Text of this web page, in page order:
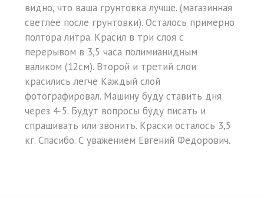
видно, что ваша грунтовка лучше. (магазинная
светлее после грунтовки). Осталось примерно
полтора литра. Красил в три слоя с
перерывом в 3,5 часа полимианидным
валиком (12см). Второй и третий слои
красились легче Каждый слой
фотографировал. Машину буду ставить дня
через 4-5. Будут вопросы буду писать и
спрашивать или звонить. Краски осталось 3,5
кг. Спасибо. С уважением Евгений Федорович.